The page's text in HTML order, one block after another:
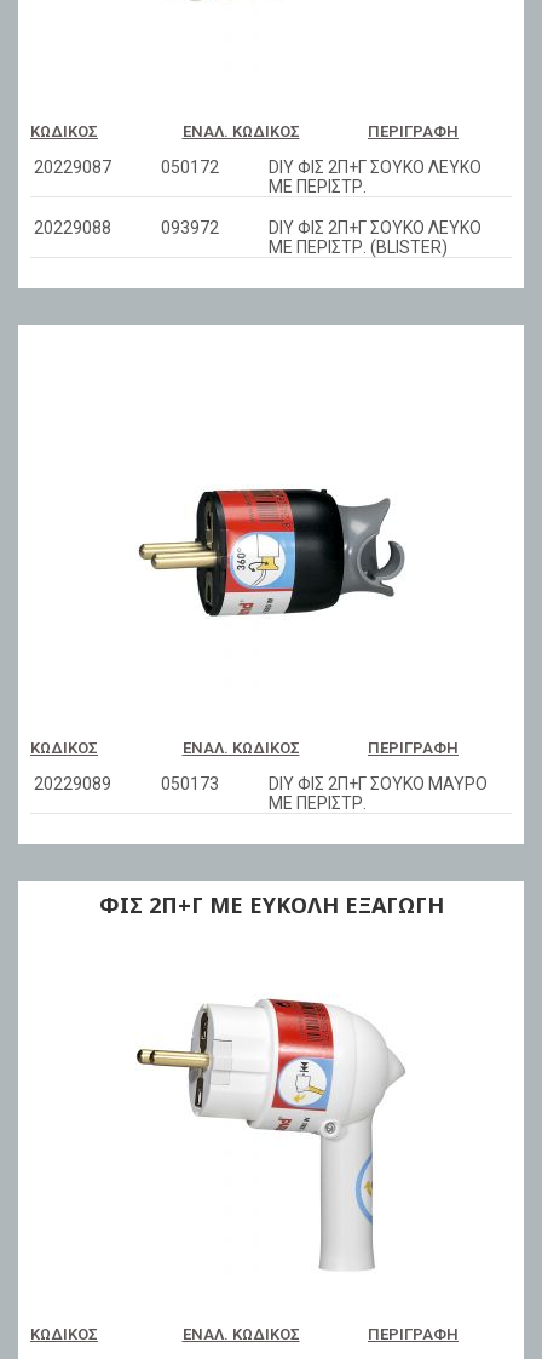
ΚΩΔΙΚΌΣ ΕΝΑΛ. ΚΩΔΙΚΌΣ ΠΕΡΙΓΡΑΦΉ
20229087 050172
DIY ΦΙΣ 2Π+Γ ΣΟΥΚΟ ΛΕΥΚΟ
ΜΕ ΠΕΡΙΣΤΡ.
20229088 093972
DIY ΦΙΣ 2Π+Γ ΣΟΥΚΟ ΛΕΥΚΟ
ΜΕ ΠΕΡΙΣΤΡ. (BLISTER)
ΚΩΔΙΚΌΣ ΕΝΑΛ. ΚΩΔΙΚΌΣ ΠΕΡΙΓΡΑΦΉ
20229089 050173
DIY ΦΙΣ 2Π+Γ ΣΟΥΚΟ ΜΑΥΡΟ
ΜΕ ΠΕΡΙΣΤΡ.
ΦΙΣ 2Π+Γ ME ΕΥΚΟΛΗ ΕΞΑΓΩΓΗ
ΚΩΔΙΚΌΣ ΕΝΑΛ. ΚΩΔΙΚΌΣ ΠΕΡΙΓΡΑΦΉ